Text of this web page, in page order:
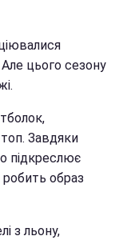
цього сезону
Завдяки
підкреслює
робить образ
з льону,